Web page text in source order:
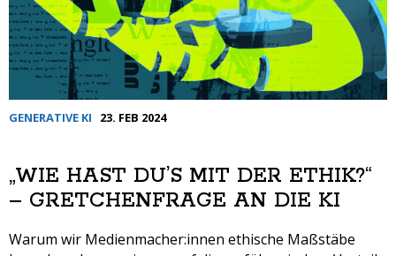
GENERATIVE KI 23. FEB 2024
„WIE HAST DU’S MIT DER ETHIK?“
– GRETCHENFRAGE AN DIE KI
Warum wir Medienmacher:innen ethische Maßstäbe